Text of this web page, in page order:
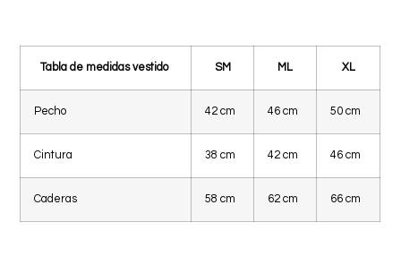
Tabla de medidas vestido SM ML XL
Pecho 42 cm 46 cm 50 cm
Cintura 38 cm 42 cm 46 cm
Caderas 58 cm 62 cm 66 cm